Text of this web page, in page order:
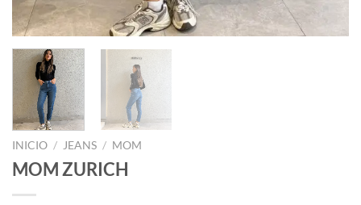
INICIO / JEANS / MOM
MOM ZURICH